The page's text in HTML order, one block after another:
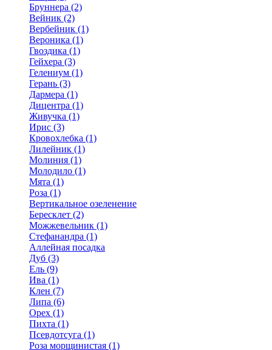
Бруннера (2)
Вейник (2)
Вербейник (1)
Вероника (1)
Гвоздика (1)
Гейхера (3)
Гелениум (1)
Герань (3)
Дармера (1)
Дицентра (1)
Живучка (1)
Ирис (3)
Кровохлебка (1)
Лилейник (1)
Молиния (1)
Молодило (1)
Мята (1)
Роза (1)
Вертикальное озеленение
Бересклет (2)
Можжевельник (1)
Стефанандра (1)
Аллейная посадка
Дуб (3)
Ель (9)
Ива (1)
Клен (7)
Липа (6)
Орех (1)
Пихта (1)
Псевдотсуга (1)
Роза морщинистая (1)